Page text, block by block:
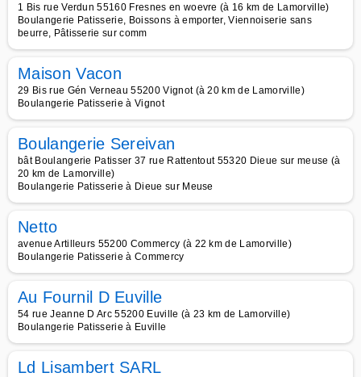
1 Bis rue Verdun 55160 Fresnes en woevre (à 16 km de Lamorville)
Boulangerie Patisserie, Boissons à emporter, Viennoiserie sans
beurre, Pâtisserie sur comm
Maison Vacon
29 Bis rue Gén Verneau 55200 Vignot (à 20 km de Lamorville)
Boulangerie Patisserie à Vignot
Boulangerie Sereivan
bât Boulangerie Patisser 37 rue Rattentout 55320 Dieue sur meuse (à
20 km de Lamorville)
Boulangerie Patisserie à Dieue sur Meuse
Netto
avenue Artilleurs 55200 Commercy (à 22 km de Lamorville)
Boulangerie Patisserie à Commercy
Au Fournil D Euville
54 rue Jeanne D Arc 55200 Euville (à 23 km de Lamorville)
Boulangerie Patisserie à Euville
Ld Lisambert SARL